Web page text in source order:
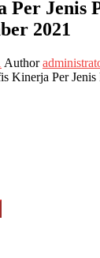
Per Jenis
2021
Author
Kinerja Per Jenis